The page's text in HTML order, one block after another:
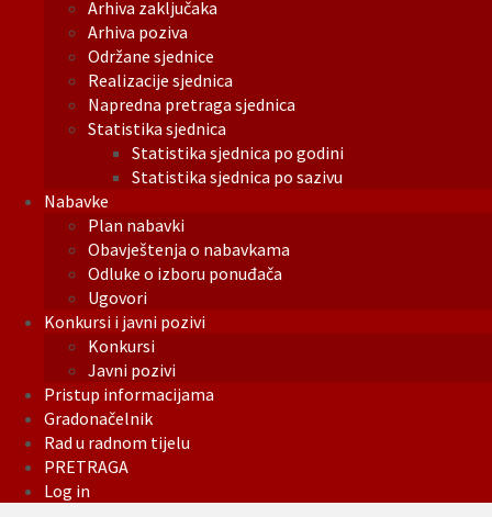
Arhiva zaključaka
Arhiva poziva
Održane sjednice
Realizacije sjednica
Napredna pretraga sjednica
Statistika sjednica
Statistika sjednica po godini
Statistika sjednica po sazivu
Nabavke
Plan nabavki
Obavještenja o nabavkama
Odluke o izboru ponuđača
Ugovori
Konkursi i javni pozivi
Konkursi
Javni pozivi
Pristup informacijama
Gradonačelnik
Rad u radnom tijelu
PRETRAGA
Log in